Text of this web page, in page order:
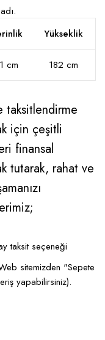
Yükseklik
cm 182 cm
taksitlendirme
için çeşitli
finansal
tutarak, rahat ve
taksit seçeneği
sitemizden "Sepete
yapabilirsiniz).